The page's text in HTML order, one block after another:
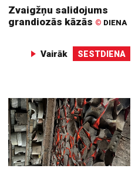
Zvaigžņu salidojums
grandiozās kāzās © DIENA
Vairāk SESTDIENA